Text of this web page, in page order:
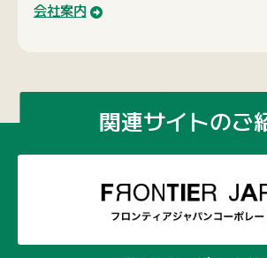
会社案内
関連サイトのご